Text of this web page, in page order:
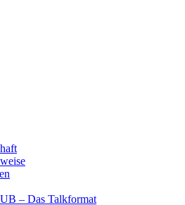
– Das Talkformat